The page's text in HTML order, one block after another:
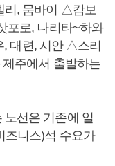
리, 뭄바이 △캄보
로, 나리타~하와
대련, 시안 △스리
주에서 출발하는
선은 기존에 일
즈니스)석 수요가